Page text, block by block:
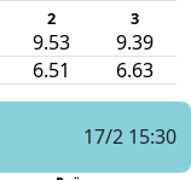
2 3
9.53 9.39
6.51 6.63
17/2 15:30